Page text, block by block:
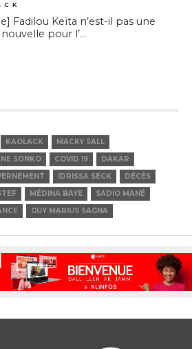
Fadilou Keïta n’est-il pas une
pour l’...
KAOLACK
MACKY SALL
SONKO COVID 19
DAKAR
IDRISSA SECK
DÉCÈS
MÉDINA BAYE
SADIO MANÉ
GUY MARIUS SAGNA